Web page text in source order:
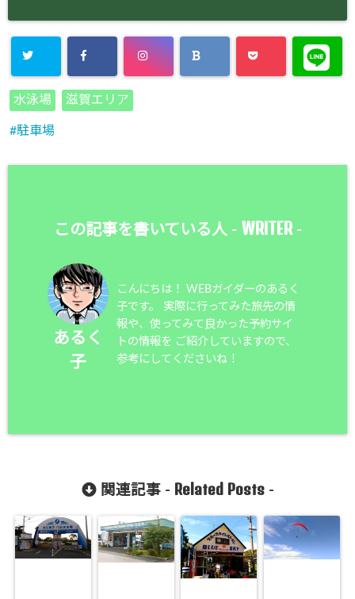
水泳場 滋賀エリア
駐車場
この記事を書いている人 - WRITER-
あるく
子
こんにちは！ WEBガイダーのあるく
子です。 実際に行ってみた旅先の情
報や、使ってみて良かった予約サイ
トの情報を ご紹介していますので、
参考にしてくださいね！
関連記事 - Related Posts-